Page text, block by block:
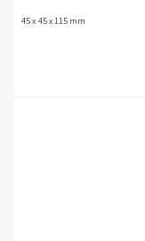
45 x 45 x 115 mm